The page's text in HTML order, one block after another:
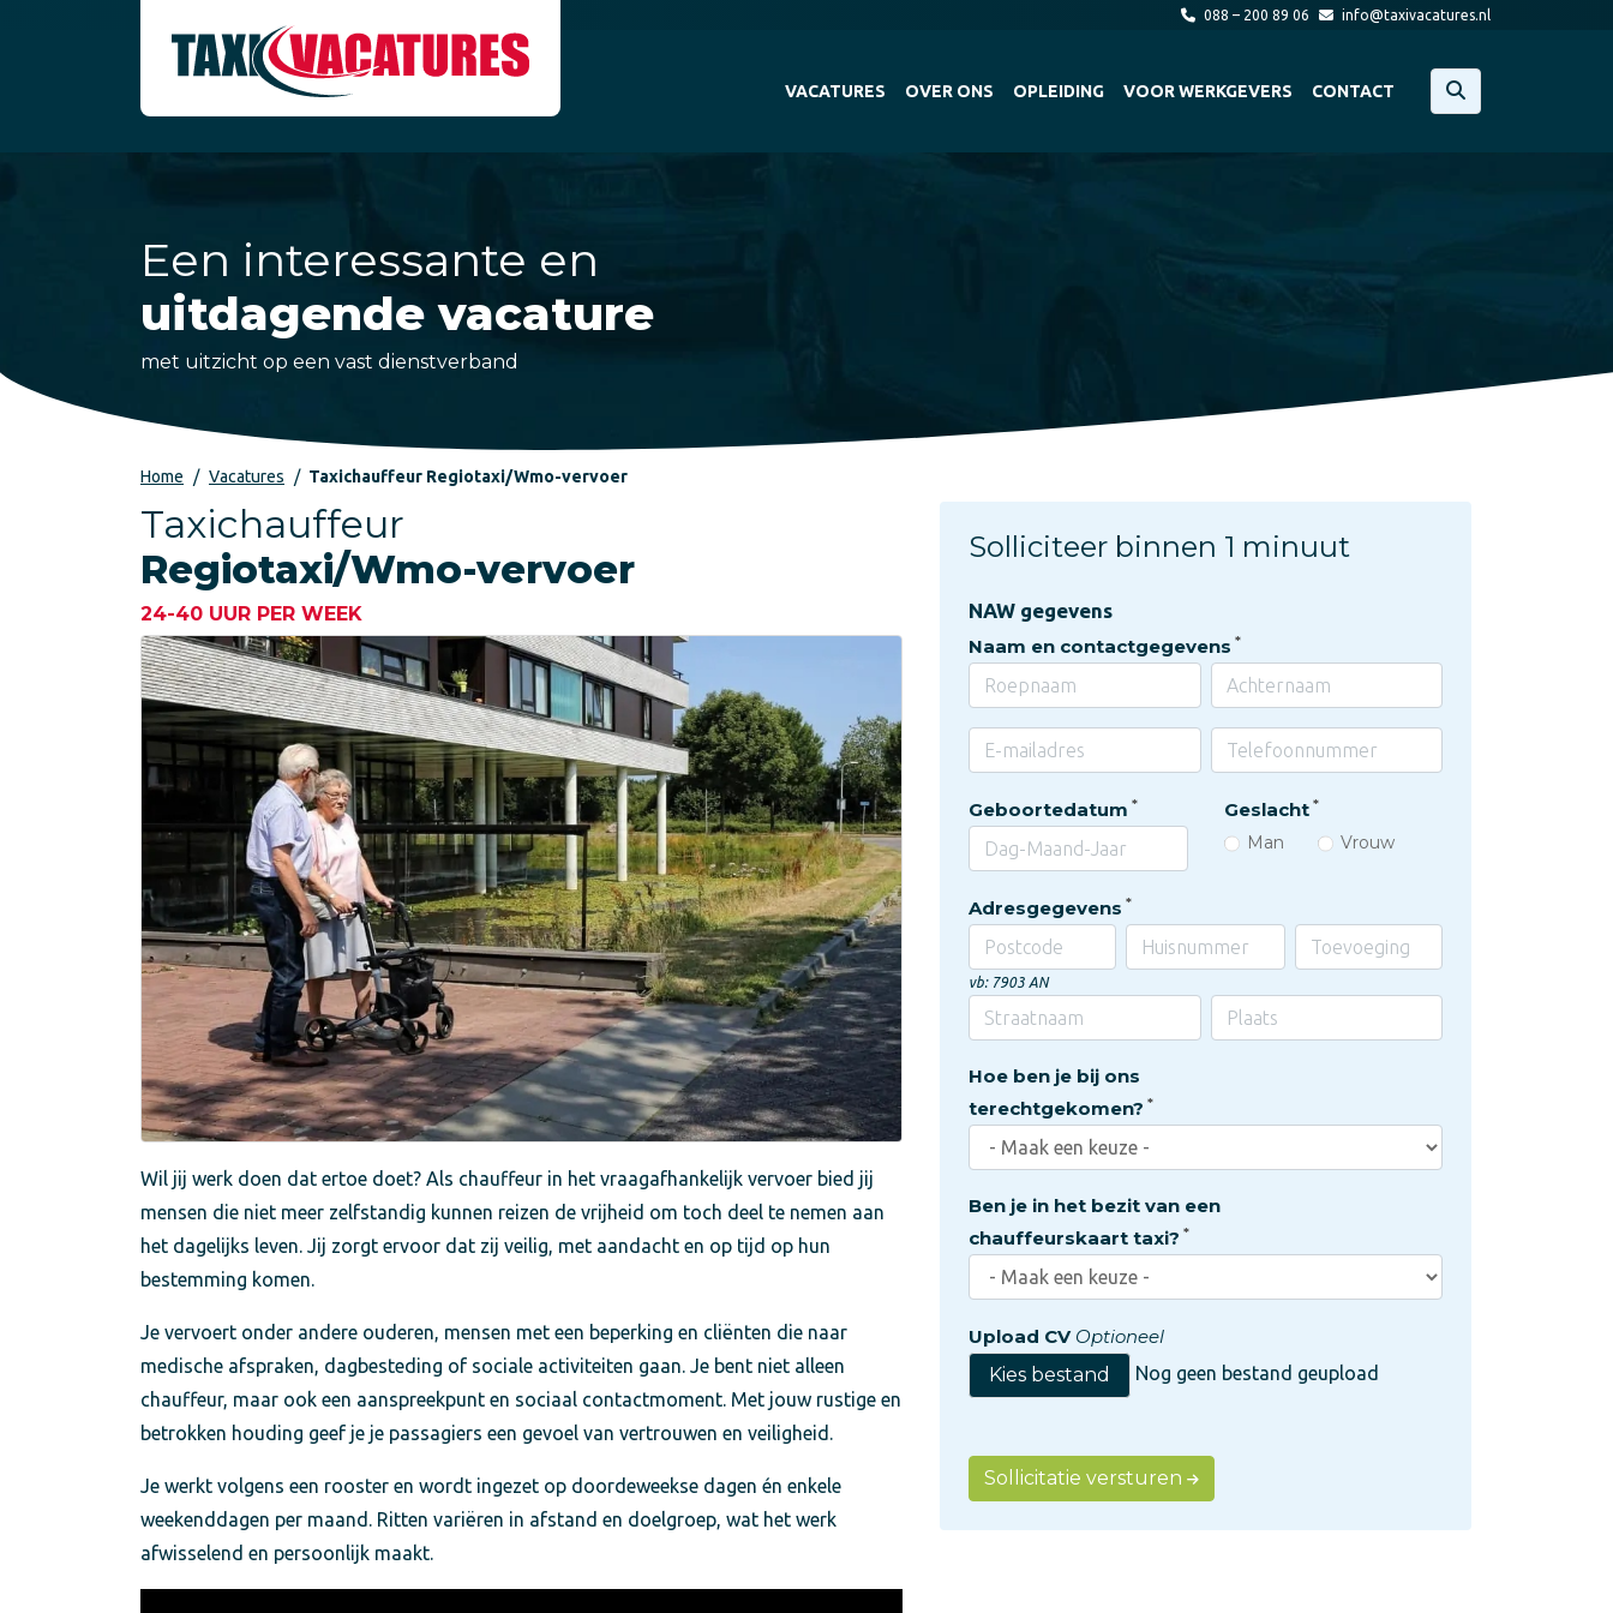
088 – 200 89 06 info@taxivacatures.nl
VACATURES OVER ONS OPLEIDING VOOR WERKGEVERS CONTACT
Een interessante en
uitdagende vacature
met uitzicht op een vast dienstverband
Home Vacatures Taxichauffeur Regiotaxi/Wmo-vervoer
Taxichauffeur
Regiotaxi/Wmo-vervoer
24-40 UUR PER WEEK
Wil jij werk doen dat ertoe doet? Als chauffeur in het vraagafhankelijk vervoer bied jij
mensen die niet meer zelfstandig kunnen reizen de vrijheid om toch deel te nemen aan
het dagelijks leven. Jij zorgt ervoor dat zij veilig, met aandacht en op tijd op hun
bestemming komen.
Je vervoert onder andere ouderen, mensen met een beperking en cliënten die naar
medische afspraken, dagbesteding of sociale activiteiten gaan. Je bent niet alleen
chauffeur, maar ook een aanspreekpunt en sociaal contactmoment. Met jouw rustige en
betrokken houding geef je je passagiers een gevoel van vertrouwen en veiligheid.
Je werkt volgens een rooster en wordt ingezet op doordeweekse dagen én enkele
weekenddagen per maand. Ritten variëren in afstand en doelgroep, wat het werk
afwisselend en persoonlijk maakt.
Solliciteer binnen 1 minuut
NAW gegevens
Naam en contactgegevens
Geboortedatum Geslacht
Man Vrouw
Adresgegevens
vb: 7903 AN
Hoe ben je bij ons
terechtgekomen?
Ben je in het bezit van een
chauffeurskaart taxi?
Upload CV Optioneel
Kies bestand
Nog geen bestand geupload
Sollicitatie versturen